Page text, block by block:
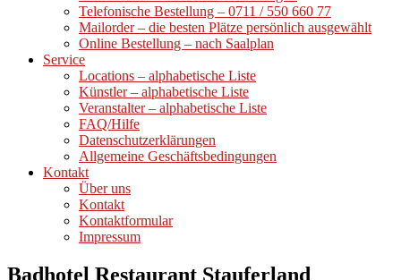
Telefonische Bestellung – 0711 / 550 660 77
Mailorder – die besten Plätze persönlich ausgewählt
Online Bestellung – nach Saalplan
Service
Locations – alphabetische Liste
Künstler – alphabetische Liste
Veranstalter – alphabetische Liste
FAQ/Hilfe
Datenschutzerklärungen
Allgemeine Geschäftsbedingungen
Kontakt
Über uns
Kontakt
Kontaktformular
Impressum
Badhotel Restaurant Stauferland